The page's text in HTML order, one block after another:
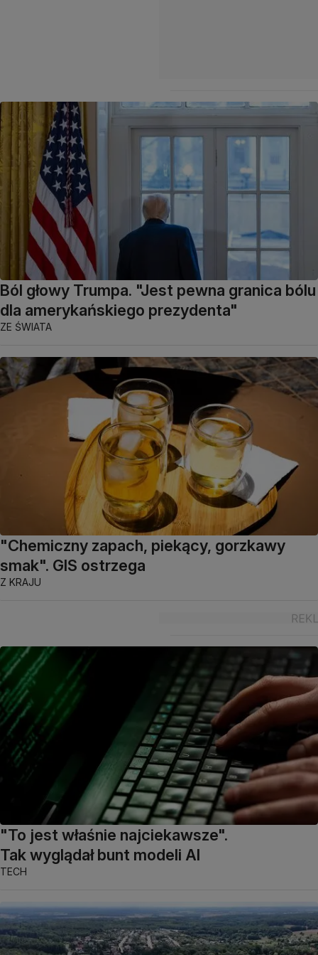
Ból głowy Trumpa. "Jest pewna granica bólu
dla amerykańskiego prezydenta"
ZE ŚWIATA
"Chemiczny zapach, piekący, gorzkawy
smak". GIS ostrzega
Z KRAJU
"To jest właśnie najciekawsze".
Tak wyglądał bunt modeli AI
TECH